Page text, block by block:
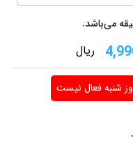
می‌باشد.
ریال
شنبه فعال نیست